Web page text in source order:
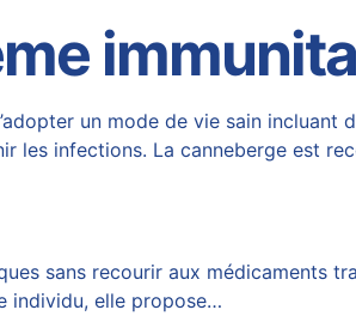
un mode de vie sain incluant
les infections. La canneberge est
sans recourir aux médicaments
individu, elle propose…